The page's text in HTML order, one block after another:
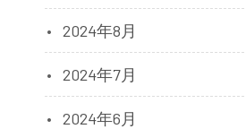
2024年8月
2024年7月
2024年6月